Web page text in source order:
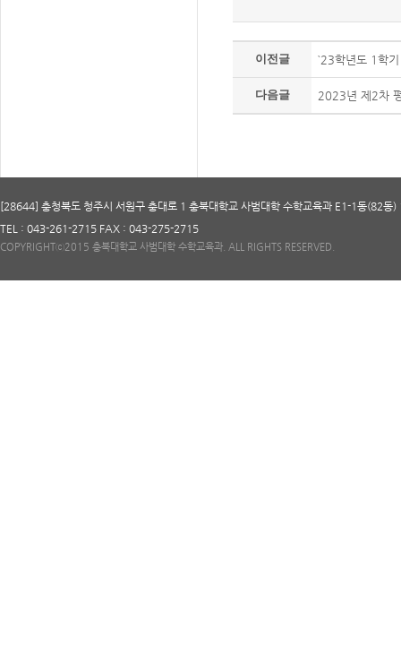
이전글 `23학년도 1학
다음글 2023년 제2차
[28644] 충청북도 청주시 서원구 충대로 1 충북대학교 사범대학 수학교육과 E1-1동(82동)
TEL : 043-261-2715 FAX : 043-275-2715
COPYRIGHTⓒ2015 충북대학교 사범대학 수학교육과. ALL RIGHTS RESERVED.